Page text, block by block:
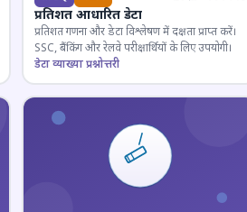
प्रतिशत आधारित डेटा
प्रतिशत गणना और डेटा विश्लेषण में दक्षता प्राप्त करें।
SSC, बैंकिंग और रेलवे परीक्षार्थियों के लिए उपयोगी।
डेटा व्याख्या प्रश्नोत्तरी